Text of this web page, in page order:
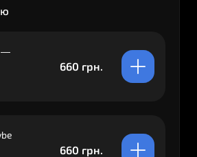
—
660 грн.
660 грн.